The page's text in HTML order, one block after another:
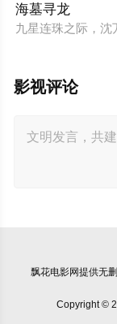
海墓寻龙
九星连珠之际，
影视评论
飘花电影网提供无
Copyright ©